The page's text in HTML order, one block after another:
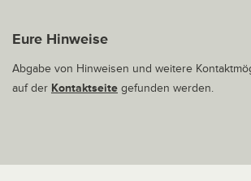
Eure Hinweise
Abgabe von Hinweisen und weitere
auf der Kontaktseite gefunden werden.